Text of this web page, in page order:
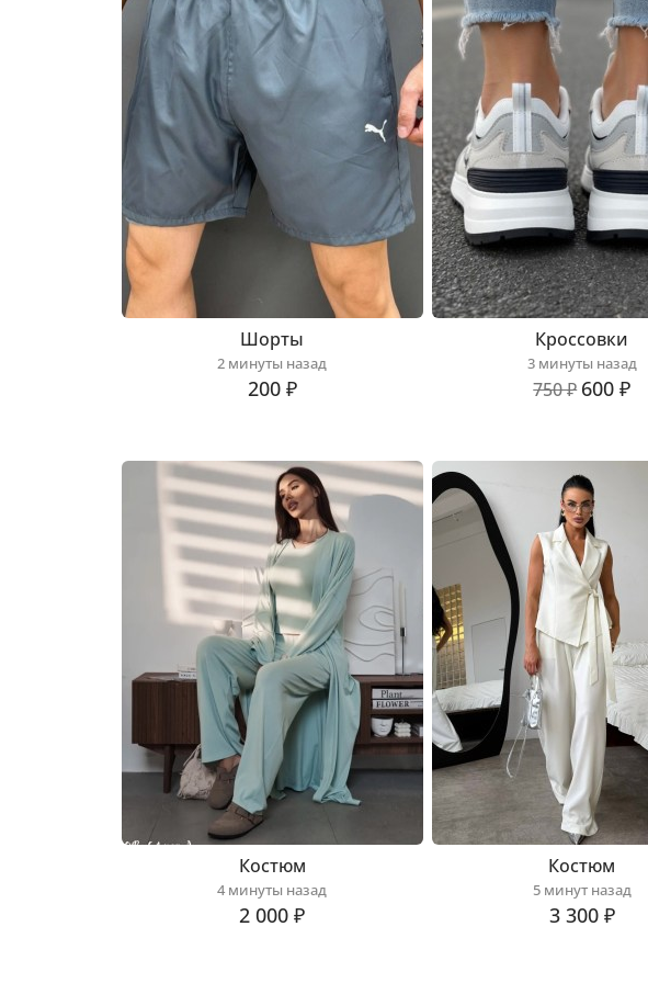
Шорты
2 минуты назад
200 ₽
Кроссовки
3 минуты назад
750 ₽ 600 ₽
Костюм
4 минуты назад
2 000 ₽
Костюм
5 минут назад
3 300 ₽